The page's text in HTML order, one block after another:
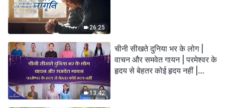
26:25
13:42
चीनी सीखते दुनिया भर के लोग |
वाचन और समवेत गायन | परमेश्वर के
हृदय से बेहतर कोई हृदय नहीं |